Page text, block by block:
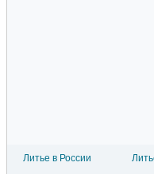
Литье в России